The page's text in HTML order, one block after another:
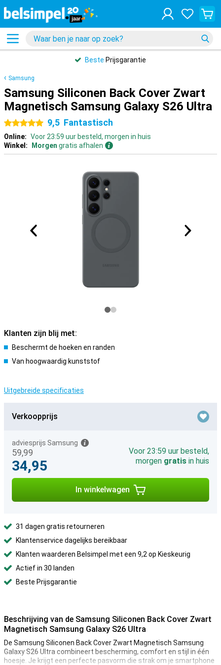
Beste Prijsgarantie
Samsung
Samsung Siliconen Back Cover Zwart
Magnetisch Samsung Galaxy S26 Ultra
5 sterren9,5 Fantastisch
Online: Voor 23:59 uur besteld, morgen in huis
Winkel:
Morgen gratis afhalen
Klanten zijn blij met:
Beschermt de hoeken en randen
Van hoogwaardig kunststof
Uitgebreide specificaties
Verkoopprijs
59,99
adviesprijs Samsung
34,95
Voor 23:59 uur besteld,
morgen gratis in huis
In winkelwagen
31 dagen gratis retourneren
Klantenservice dagelijks bereikbaar
Klanten waarderen Belsimpel met een 9,2 op Kieskeurig
Actief in 30 landen
Beste Prijsgarantie
Beschrijving van de Samsung Siliconen Back Cover Zwart
Magnetisch Samsung Galaxy S26 Ultra
De Samsung Siliconen Back Cover Zwart Magnetisch Samsung
Galaxy S26 Ultra combineert bescherming, comfort en stijl in één
hoesje. Je krijgt een perfecte pasvorm die strak om je smartphone